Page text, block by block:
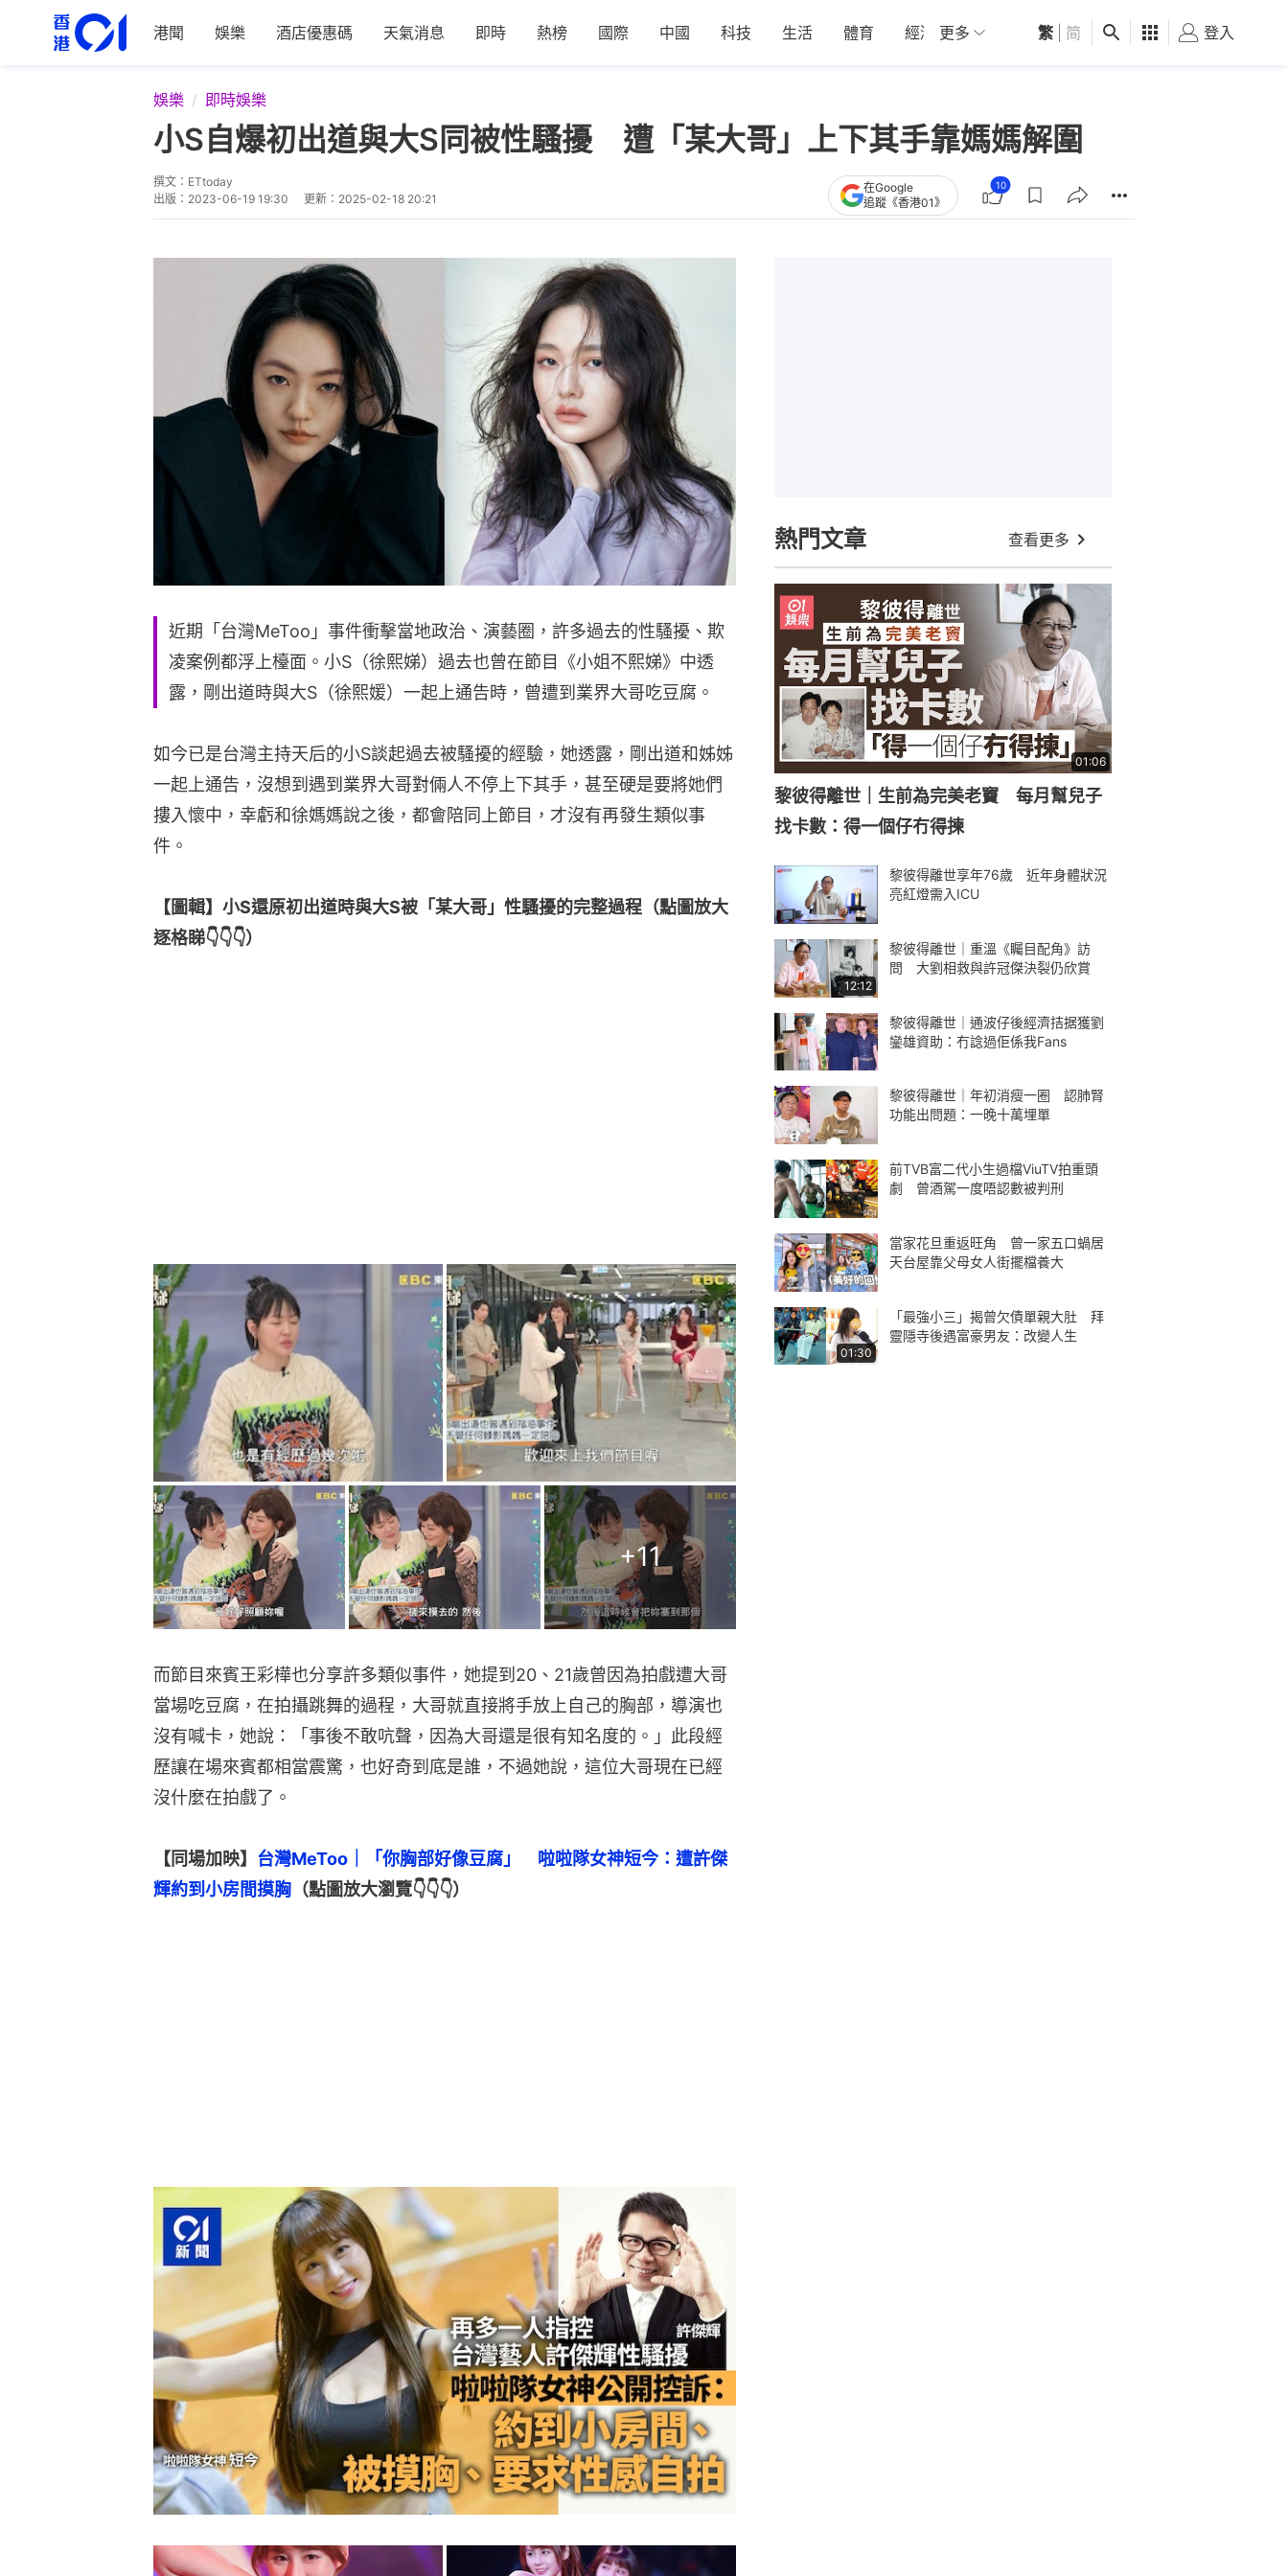
港聞 娛樂 酒店優惠碼 天氣消息 即時 熱榜 國際 中國 科技 生活 體育 經濟 01深圳 觀點 健康 好食玩飛
更多 繁 简 登入
娛樂 即時娛樂
小S自爆初出道與大S同被性騷擾 遭「某大哥」上下其手靠媽媽解圍
撰文： ETtoday
出版： 2023-06-19 19:30 更新： 2025-02-18 20:21
在Google
追蹤《香港01》
10
近期「台灣MeToo」事件衝擊當地政治、演藝圈，許多過去的性騷擾、欺
凌案例都浮上檯面。小S（徐熙娣）過去也曾在節目《小姐不熙娣》中透
露，剛出道時與大S（徐熙媛）一起上通告時，曾遭到業界大哥吃豆腐。
如今已是台灣主持天后的小S談起過去被騷擾的經驗，她透露，剛出道和姊姊
一起上通告，沒想到遇到業界大哥對倆人不停上下其手，甚至硬是要將她們
摟入懷中，幸虧和徐媽媽說之後，都會陪同上節目，才沒有再發生類似事
件。
【圖輯】小S還原初出道時與大S被「某大哥」性騷擾的完整過程（點圖放大
逐格睇👇👇👇）
+11
而節目來賓王彩樺也分享許多類似事件，她提到20、21歲曾因為拍戲遭大哥
當場吃豆腐，在拍攝跳舞的過程，大哥就直接將手放上自己的胸部，導演也
沒有喊卡，她說：「事後不敢吭聲，因為大哥還是很有知名度的。」此段經
歷讓在場來賓都相當震驚，也好奇到底是誰，不過她說，這位大哥現在已經
沒什麼在拍戲了。
【同場加映】 台灣MeToo｜「你胸部好像豆腐」　啦啦隊女神短今：遭許傑
輝約到小房間摸胸 （點圖放大瀏覽👇👇👇）
熱門文章 查看更多
01:06
黎彼得離世｜生前為完美老竇 每月幫兒子
找卡數：得一個仔冇得揀
黎彼得離世享年76歲 近年身體狀況
亮紅燈需入ICU
12:12
黎彼得離世｜重溫《矚目配角》訪
問 大劉相救與許冠傑決裂仍欣賞
黎彼得離世｜通波仔後經濟拮据獲劉
鑾雄資助：冇諗過佢係我Fans
黎彼得離世｜年初消瘦一圈 認肺腎
功能出問題：一晚十萬埋單
前TVB富二代小生過檔ViuTV拍重頭
劇 曾酒駕一度唔認數被判刑
當家花旦重返旺角 曾一家五口蝸居
天台屋靠父母女人街擺檔養大
01:30
「最強小三」揭曾欠債單親大肚 拜
靈隱寺後遇富豪男友：改變人生